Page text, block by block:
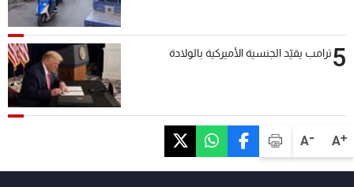
A+
A-
5ترامب يقيّد الجنسية الأميركية بالولادة